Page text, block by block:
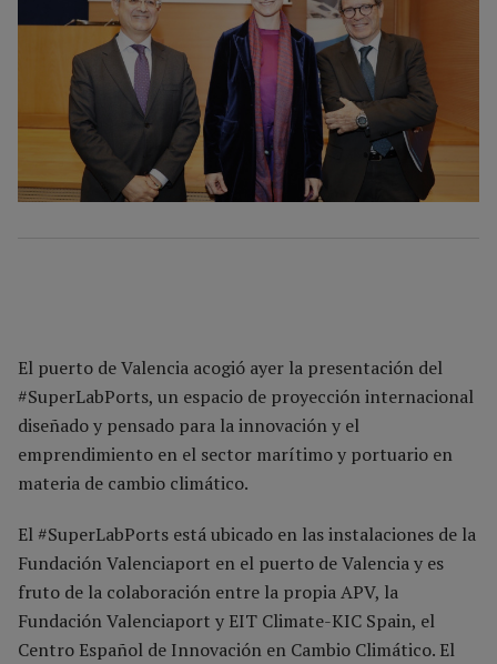
El puerto de Valencia acogió ayer la presentación del
#SuperLabPorts, un espacio de proyección internacional
diseñado y pensado para la innovación y el
emprendimiento en el sector marítimo y portuario en
materia de cambio climático.
El #SuperLabPorts está ubicado en las instalaciones de la
Fundación Valenciaport en el puerto de Valencia y es
fruto de la colaboración entre la propia APV, la
Fundación Valenciaport y EIT Climate-KIC Spain, el
Centro Español de Innovación en Cambio Climático. El